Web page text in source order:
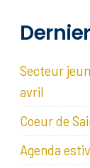
Secteur
avril
Coeur de
Agenda